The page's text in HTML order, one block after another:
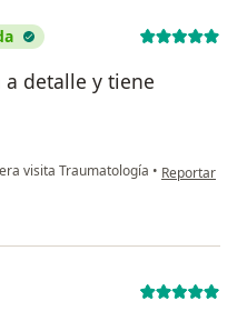
a detalle y tiene
visita Traumatología • en opinión
Reportar